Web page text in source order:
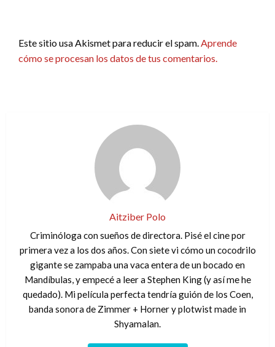
Este sitio usa Akismet para reducir el spam.Aprende
cómo se procesan los datos de tus comentarios.
Aitziber Polo
Criminóloga con sueños de directora. Pisé el cine por
primera vez a los dos años. Con siete vi cómo un cocodrilo
gigante se zampaba una vaca entera de un bocado en
Mandíbulas, y empecé a leer a Stephen King (y así me he
quedado). Mi película perfecta tendría guión de los Coen,
banda sonora de Zimmer + Horner y plotwist made in
Shyamalan.